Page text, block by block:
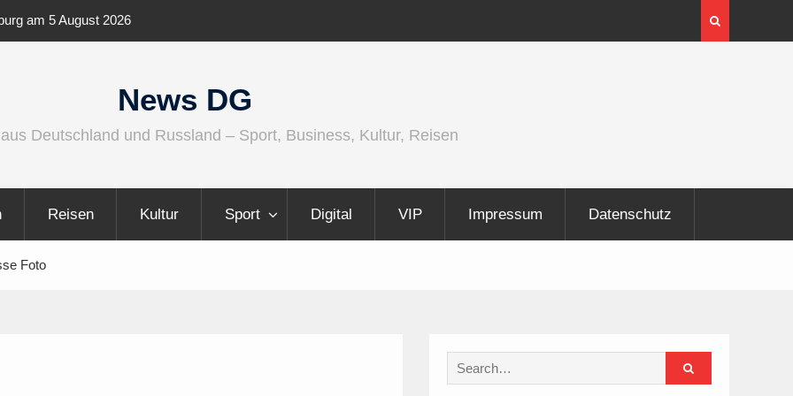
wird größer, internationaler und
InnoTrans 2026 zeigt
Elektrifizierung der Schiene
News DG
Deutschland und Russland – Sport, Business, Kultur, Reisen
Reisen Kultur Sport Digital VIP Impressum Datenschutz
Foto
Search
for: